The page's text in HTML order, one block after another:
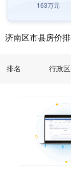
163万元
济南区市县房价
排名 行政区